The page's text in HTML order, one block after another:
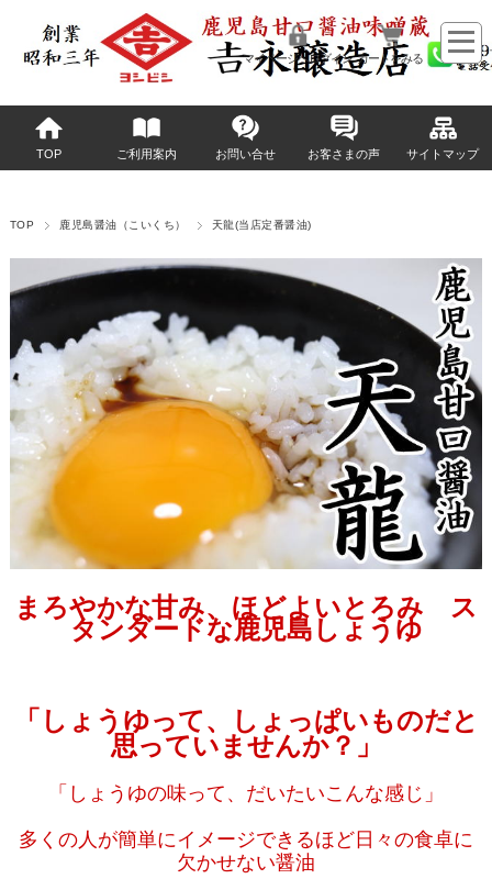
マイページへログイン カートをみる
TOP ご利用案内 お問い合せ お客さまの声 サイトマップ
TOP 鹿児島醤油（こいくち） 天龍(当店定番醤油)
まろやかな甘み、ほどよいとろみ ス
タンダードな鹿児島しょうゆ
「しょうゆって、しょっぱいものだと
思っていませんか？」
「しょうゆの味って、だいたいこんな感じ」
多くの人が簡単にイメージできるほど日々の食卓に
欠かせない醤油